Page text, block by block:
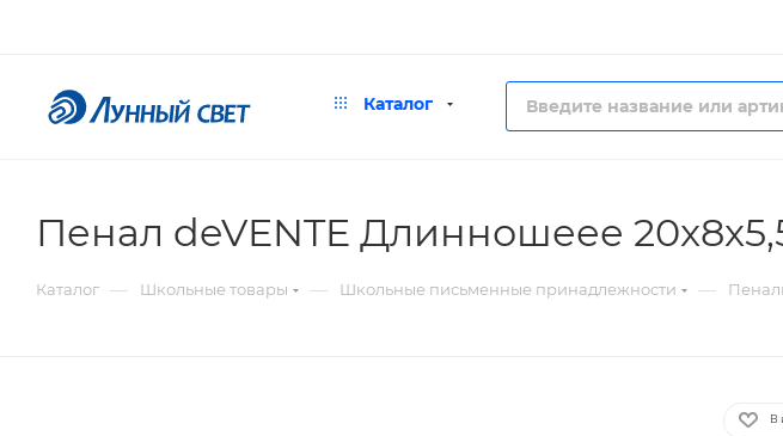
Каталог
Пенал deVENTE Длинношеее
Каталог — Школьные товары — Школьные письменные принадлежности —
В